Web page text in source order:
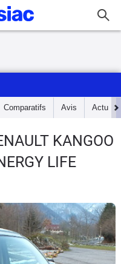
Comparatifs Avis Actu
KANGOO
LIFE